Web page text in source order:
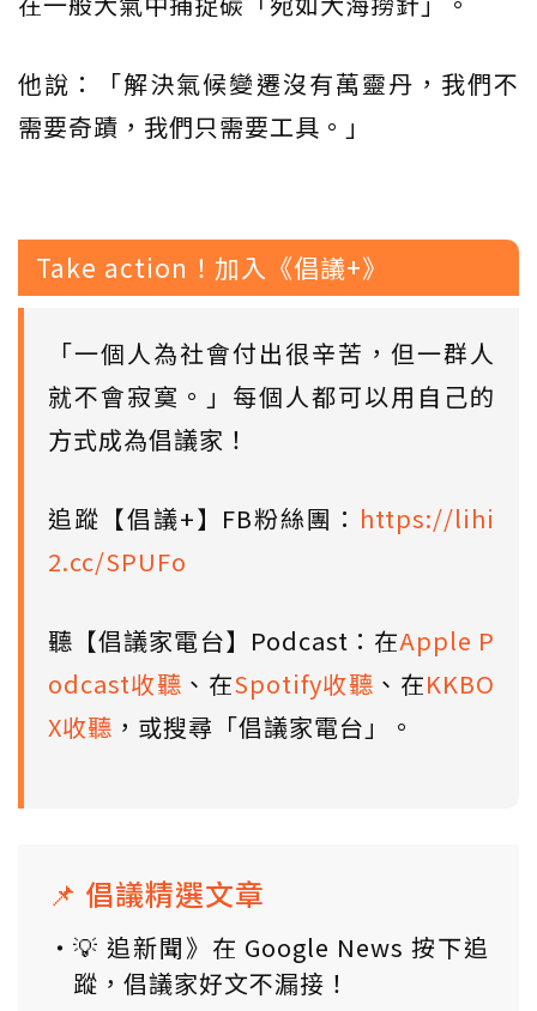
他說：「解決氣候變遷沒有萬靈丹，我們不
需要奇蹟，我們只需要工具。」
Take action！加入《倡議+》
「一個人為社會付出很辛苦，但一群人
就不會寂寞。」每個人都可以用自己的
方式成為倡議家！
追蹤【倡議+】FB粉絲團： https://lihi
2.cc/SPUFo
聽【倡議家電台】Podcast：在Apple P
odcast收聽 、在Spotify收聽 、在KKBO
X收聽 ，或搜尋「倡議家電台」。
📌 倡議精選文章
💡 追新聞》在 Google News 按下追
蹤，倡議家好文不漏接！